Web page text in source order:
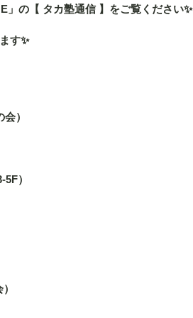
の【 タカ塾通信 】をご覧ください✨
す✨
）
5F）